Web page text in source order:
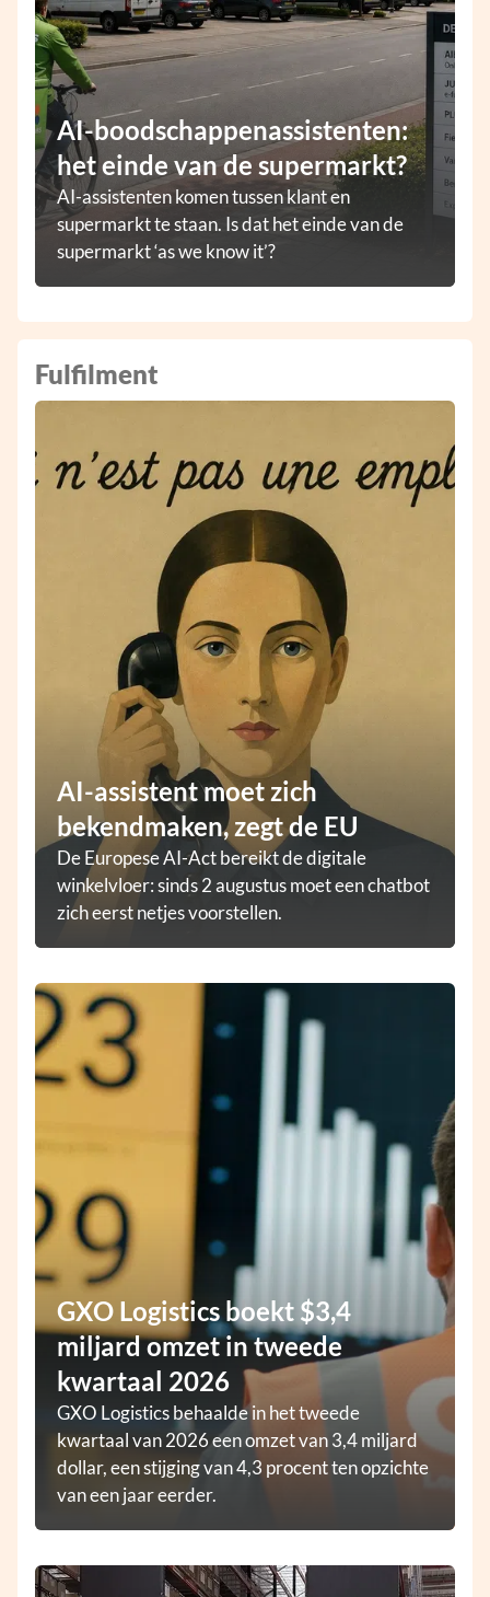
AI-boodschappenassistenten:
het einde van de supermarkt?
AI-assistenten komen tussen klant en
supermarkt te staan. Is dat het einde van de
supermarkt ‘as we know it’?
Fulfilment
AI-assistent moet zich
bekendmaken, zegt de EU
De Europese AI-Act bereikt de digitale
winkelvloer: sinds 2 augustus moet een chatbot
zich eerst netjes voorstellen.
GXO Logistics boekt $3,4
miljard omzet in tweede
kwartaal 2026
GXO Logistics behaalde in het tweede
kwartaal van 2026 een omzet van 3,4 miljard
dollar, een stijging van 4,3 procent ten opzichte
van een jaar eerder.